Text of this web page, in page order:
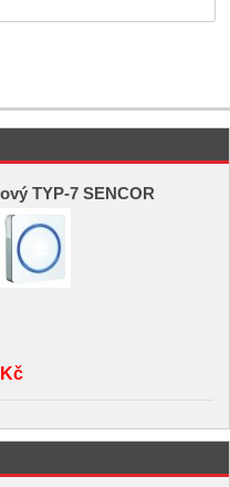
TYP-7 SENCOR